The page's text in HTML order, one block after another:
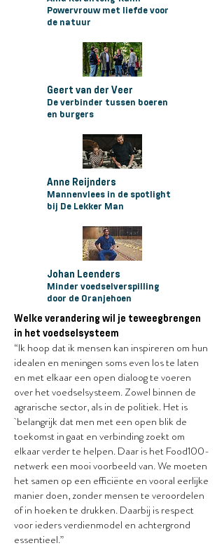
Powervrouw met liefde voor
de natuur
Geert van der Veer
De verbinder tussen boeren
en burgers
Anne Reijnders
Mannenvlees in de spotlight
bij De Lekker Man
Johan Leenders
Minder voedselverspilling
door de Oranjehoen
Welke verandering wil je teweegbrengen
in het voedselsysteem
“Ik hoop dat ik mensen kan inspireren om hun
idealen en meningen soms even los te laten
en met elkaar een open dialoog te voeren
over het voedselsysteem. Zowel binnen de
agrarische sector, als in de politiek. Het is
belangrijk dat men met een open blik de
toekomst in gaat en verbinding zoekt om
elkaar verder te helpen. Daar is het Food100-
netwerk een mooi voorbeeld van. We moeten
het samen op een efficiënte en vooral eerlijke
manier doen, zonder mensen te veroordelen
of in hoeken te drukken. Daarbij is respect
voor ieders verdienmodel en achtergrond
essentieel.”